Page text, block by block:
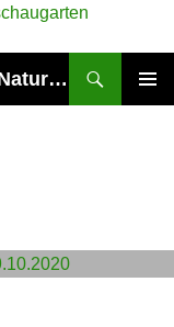
Arbeitskreis Naturnahes Grün – Naturschaugarten Lindenmühle